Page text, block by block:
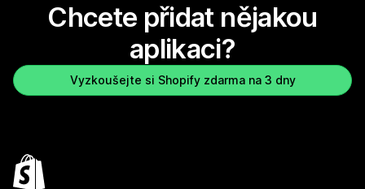
Chcete přidat nějakou
aplikaci?
Vyzkoušejte si Shopify zdarma na 3 dny